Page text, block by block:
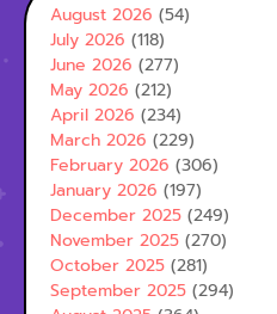
August 2026 (54)
July 2026 (118)
June 2026 (277)
May 2026 (212)
April 2026 (234)
March 2026 (229)
February 2026 (306)
January 2026 (197)
December 2025 (249)
November 2025 (270)
October 2025 (281)
September 2025 (294)